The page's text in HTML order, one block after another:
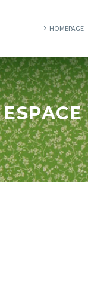
HOMEPAGE
ESPACE